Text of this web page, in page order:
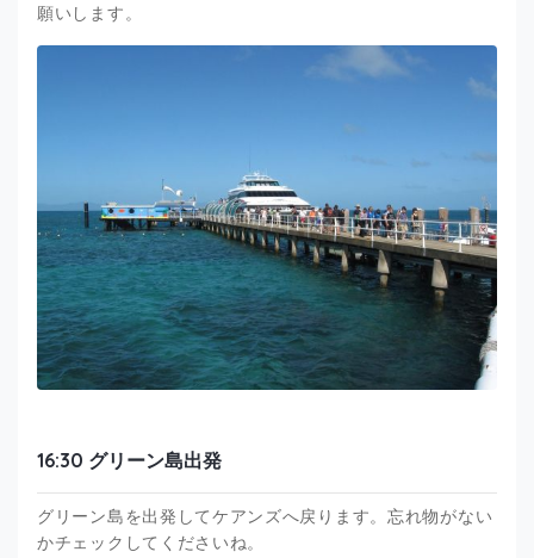
願いします。
16:30 グリーン島出発
グリーン島を出発してケアンズへ戻ります。忘れ物がない
かチェックしてくださいね。